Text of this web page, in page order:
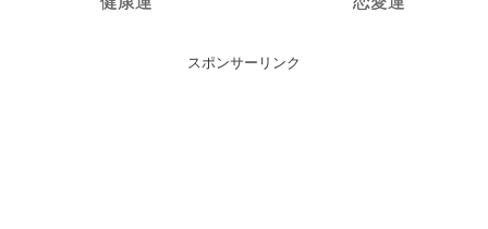
スポンサーリンク